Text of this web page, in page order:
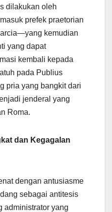
dilakukan oleh
prefek praetorian
kemudian
yang dapat
kembali kepada
pada Publius
pria yang bangkit dari
jenderal yang
Roma.
dan Kegagalan
dengan antusiasme
sebagai antitesis
administrator yang